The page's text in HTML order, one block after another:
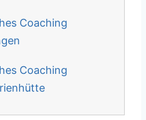
Coaching
Coaching